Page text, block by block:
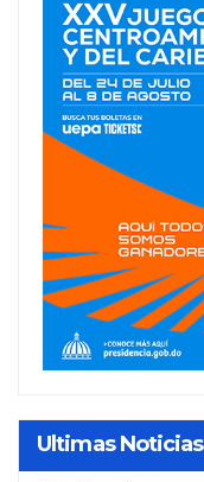
Ultimas Noticias